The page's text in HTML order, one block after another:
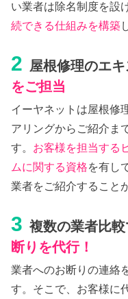
い業者は除名制度を設
続できる仕組みを構築
2 屋根修理のエ
をご担当
イーヤネットは屋根修
アリングからご紹介ま
す。 お客様を担当する
ムに関する資格を有し
業者をご紹介すること
3 複数の業者比
断りを代行！
業者へのお断りの連絡
す。そこで、お客様に